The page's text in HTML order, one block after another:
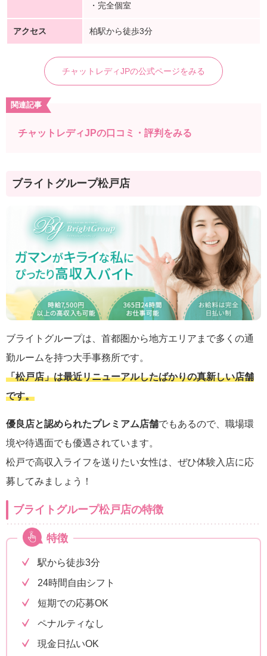
・完全個室
アクセス 柏駅から徒歩3分
チャットレディJPの公式ページをみる
関連記事
チャットレディJPの口コミ・評判をみる
ブライトグループ松戸店
ブライトグループは、首都圏から地方エリアまで多くの通
勤ルームを持つ大手事務所です。
「松戸店」は最近リニューアルしたばかりの真新しい店舗
です。
優良店と認められたプレミアム店舗でもあるので、職場環
境や待遇面でも優遇されています。
松戸で高収入ライフを送りたい女性は、ぜひ体験入店に応
募してみましょう！
ブライトグループ松戸店の特徴
特徴
駅から徒歩3分
24時間自由シフト
短期での応募OK
ペナルティなし
現金日払いOK